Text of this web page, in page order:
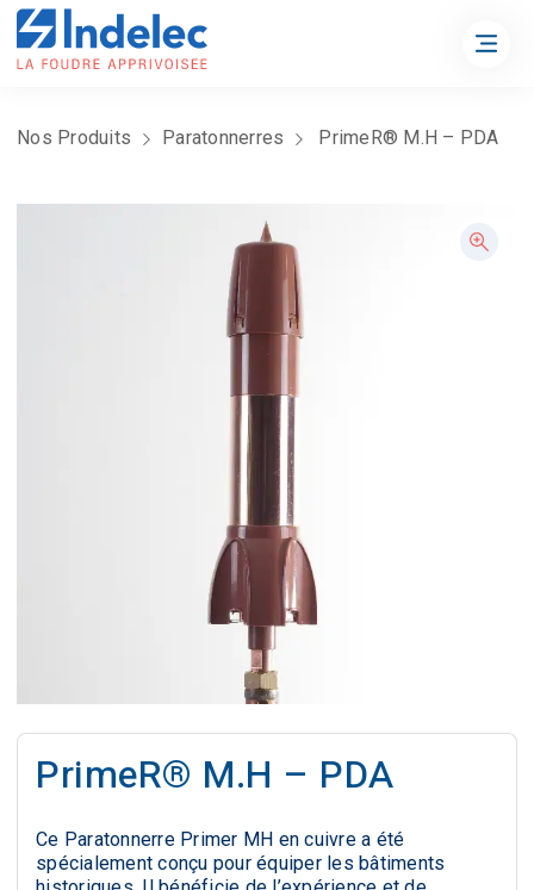
Nos Produits Paratonnerres PrimeR® M.H – PDA
PrimeR® M.H – PDA
Ce Paratonnerre Primer MH en cuivre a été
spécialement conçu pour équiper les bâtiments